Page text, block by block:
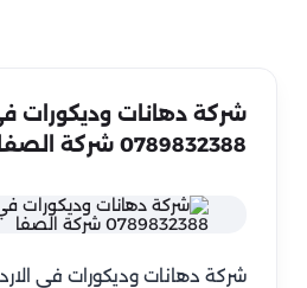
شركة دهانات وديكورات
0789832388 شركة الصفا
شركة دهانات وديكورات في